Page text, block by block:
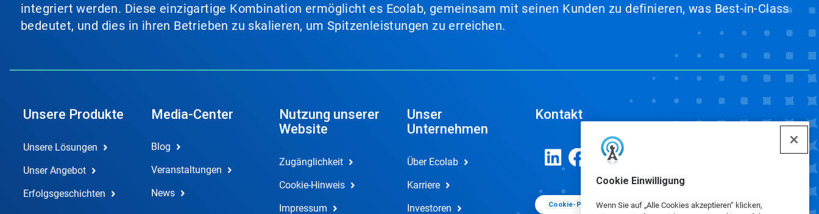
Cookie Einwilligung
Wenn Sie auf „Alle Cookies akzeptieren“ klicken,
integriert werden. Diese einzigartige Kombination ermöglicht es Ecolab, gemeinsam mit seinen Kunden zu definieren, was Best-in-Class
bedeutet, und dies in ihren Betrieben zu skalieren, um Spitzenleistungen zu erreichen.
Unsere Produkte
Unsere Lösungen
Unser Angebot
Erfolgsgeschichten
Media-Center
Blog
Veranstaltungen
News
Nutzung unserer
Website
Zugänglichkeit
Cookie-Hinweis
Impressum
Unser
Unternehmen
Über Ecolab
Karriere
Investoren
Kontakt
Cookie-Präferenzen